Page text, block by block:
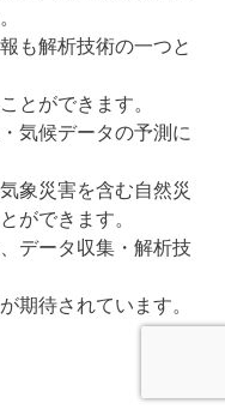
も解析技術の一つと
とができます。
気候データの予測に
象災害を含む自然災
ができます。
データ収集・解析技
期待されています。